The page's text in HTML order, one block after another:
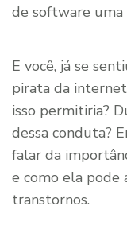
de software uma
E você, já se
pirata da
isso permitiria?
dessa conduta?
falar da
e como ela pode
transtornos.